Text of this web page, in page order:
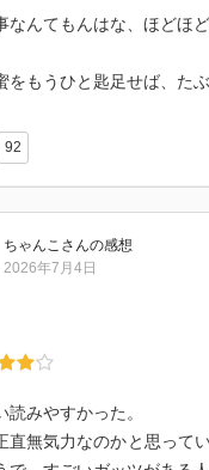
朝埜って、蜂蜜の産地
ってたんなら、はやく教
てくれませんか』と、『
もうひと匙足せば、あ
表紙には、たっぷりと『
います。一見、食を取り
んな『蜂蜜』を作る『
』の興味深い現場が描か
』とは、『蜜蜂』を飼う
という『蜜蜂』を飼う黒
なんてもんはな、ほどほ
をもうひと匙足せば、た
92
ちゃんこ さんの感想
2026年7月4日
読みやすかった。
直無気力なのかと思って